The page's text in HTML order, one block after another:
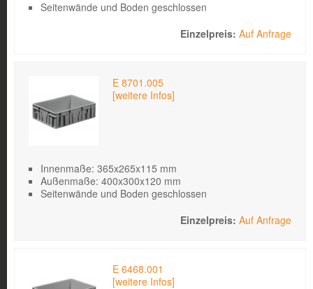
Seitenwände und Boden geschlossen
Auf Anfrage
E 8701.005
[weitere Infos]
Innenmaße: 365x265x115 mm
Außenmaße: 400x300x120 mm
Seitenwände und Boden geschlossen
Auf Anfrage
E 6468.001
[weitere Infos]